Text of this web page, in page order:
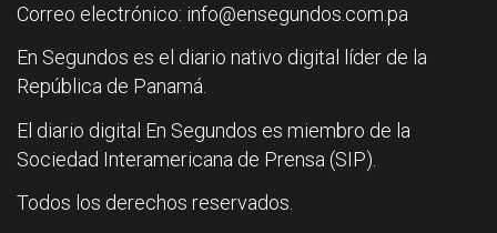
Correo electrónico: info@ensegundos.com.pa
En Segundos es el diario nativo digital líder de la
República de Panamá.
El diario digital En Segundos es miembro de la
Sociedad Interamericana de Prensa (SIP).
Todos los derechos reservados.